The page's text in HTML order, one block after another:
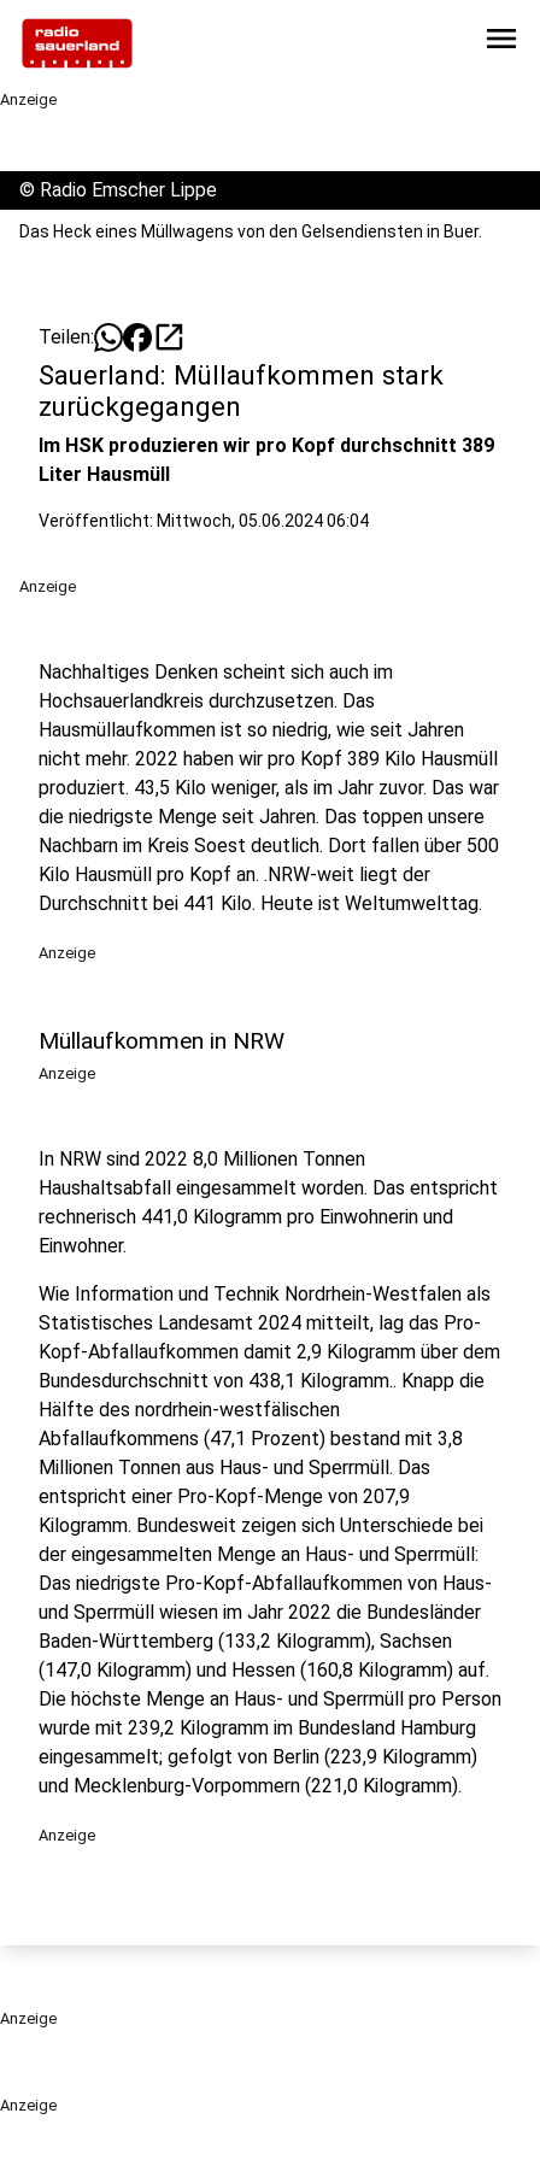
menu
Anzeige
Anzeige
© Radio Emscher Lippe
Das Heck eines Müllwagens von den Gelsendiensten in Buer.
Teilen: open_in_new
Sauerland: Müllaufkommen stark
zurückgegangen
Im HSK produzieren wir pro Kopf durchschnitt 389
Liter Hausmüll
Veröffentlicht: Mittwoch, 05.06.2024 06:04
Anzeige
Nachhaltiges Denken scheint sich auch im
Hochsauerlandkreis durchzusetzen. Das
Hausmüllaufkommen ist so niedrig, wie seit Jahren
nicht mehr. 2022 haben wir pro Kopf 389 Kilo Hausmüll
produziert. 43,5 Kilo weniger, als im Jahr zuvor. Das war
die niedrigste Menge seit Jahren. Das toppen unsere
Nachbarn im Kreis Soest deutlich. Dort fallen über 500
Kilo Hausmüll pro Kopf an. .NRW-weit liegt der
Durchschnitt bei 441 Kilo. Heute ist Weltumwelttag.
Anzeige
Müllaufkommen in NRW
Anzeige
In NRW sind 2022 8,0 Millionen Tonnen
Haushaltsabfall eingesammelt worden. Das entspricht
rechnerisch 441,0 Kilogramm pro Einwohnerin und
Einwohner.
Wie Information und Technik Nordrhein-Westfalen als
Statistisches Landesamt 2024 mitteilt, lag das Pro-
Kopf-Abfallaufkommen damit 2,9 Kilogramm über dem
Bundesdurchschnitt von 438,1 Kilogramm.. Knapp die
Hälfte des nordrhein-westfälischen
Abfallaufkommens (47,1 Prozent) bestand mit 3,8
Millionen Tonnen aus Haus- und Sperrmüll. Das
entspricht einer Pro-Kopf-Menge von 207,9
Kilogramm. Bundesweit zeigen sich Unterschiede bei
der eingesammelten Menge an Haus- und Sperrmüll:
Das niedrigste Pro-Kopf-Abfallaufkommen von Haus-
und Sperrmüll wiesen im Jahr 2022 die Bundesländer
Baden-Württemberg (133,2 Kilogramm), Sachsen
(147,0 Kilogramm) und Hessen (160,8 Kilogramm) auf.
Die höchste Menge an Haus- und Sperrmüll pro Person
wurde mit 239,2 Kilogramm im Bundesland Hamburg
eingesammelt; gefolgt von Berlin (223,9 Kilogramm)
und Mecklenburg-Vorpommern (221,0 Kilogramm).
Anzeige
Anzeige